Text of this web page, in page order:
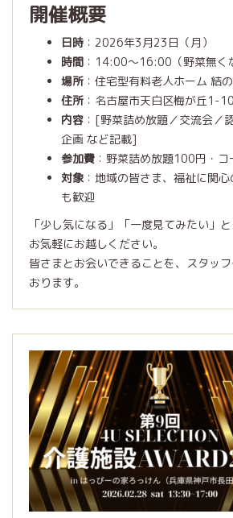
開催概要
日時 ：2026年3月23日（月）
時間 ：14:00～16:00（野菜無く
場所 ：住宅型有料老人ホーム 結
住所 ：名古屋市天白区梅が丘1-
内容 ：[野菜詰め放題／交流会／
企画 など記載]
参加費 ：野菜詰め放題100円・
対象 ：地域の皆さま、福祉に関
も歓迎
「少し気になる」「一度見てみたい」
お気軽にお越しください。
皆さまとお会いできることを、スタッ
おります。